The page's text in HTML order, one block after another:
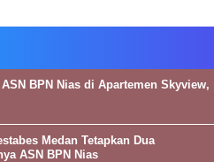
BPN Nias di Apartemen Skyview,
Medan Tetapkan Dua
ASN BPN Nias